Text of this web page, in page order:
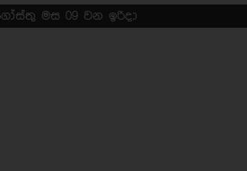
මස 09 වන ඉරිදා